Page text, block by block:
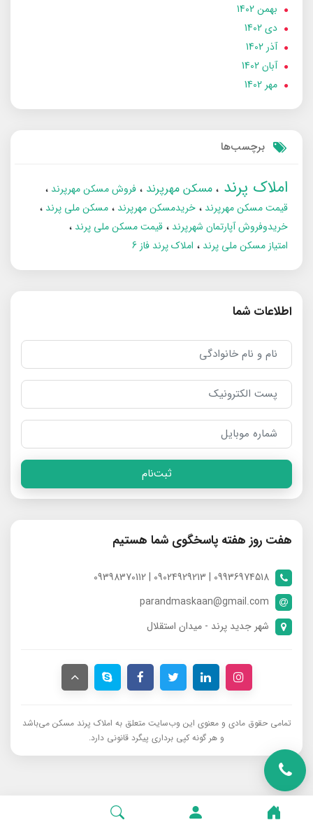
بهمن 1402
دی 1402
آذر 1402
آبان 1402
مهر 1402
برچسب‌ها
املاک پرند مسکن مهرپرند
فروش مسکن مهرپرند
قیمت مسکن مهرپرند
خریدمسکن مهرپرند
مسکن ملی پرند
خریدوفروش آپارتمان شهرپرند
قیمت مسکن ملی پرند
امتیاز مسکن ملی پرند
املاک پرند فاز 6
اطلاعات شما
ثبت‌نام
هفت روز هفته پاسخگوی شما هستیم
09936974518 | 09024929213 | 09398370112
parandmaskaan@gmail.com
شهر جدید پرند - میدان استقلال
تمامی حقوق مادی و معنوی این وب‌سایت متعلق به املاک پرند مسکن می‌باشد
و هر گونه کپی برداری پیگرد قانونی دارد.